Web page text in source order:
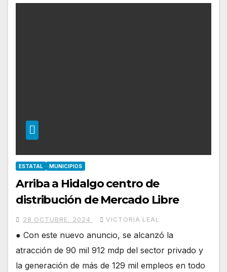
ESTATAL MUNICIPIOS
Arriba a Hidalgo centro de
distribución de Mercado Libre
28 OCTUBRE, 2024 VICTORIA LEAL
● Con este nuevo anuncio, se alcanzó la
atracción de 90 mil 912 mdp del sector privado y
la generación de más de 129 mil empleos en todo